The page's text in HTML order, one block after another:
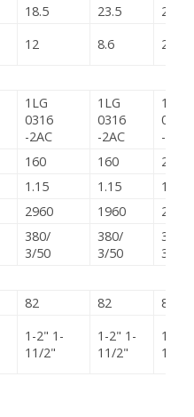
18.5 23.5
23.5
12 8.6
20.7
1LG
0316
-2AC
1LG
0316
-2AC
1LG
0317
-2AC
160 160
200
1.15 1.15
1.15
2960 1960
2960
380/
3/50
380/
3/50
380/
3/50
82 82
82
1-2" 1-
11/2"
1-2" 1-
11/2"
1-2"
11/2"